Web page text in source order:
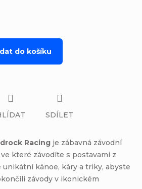
do košíku
Racing je zábavná závodní
které závodíte s postavami z
unikátní kánoe, káry a triky, abyste
závody v ikonickém
SDÍLET